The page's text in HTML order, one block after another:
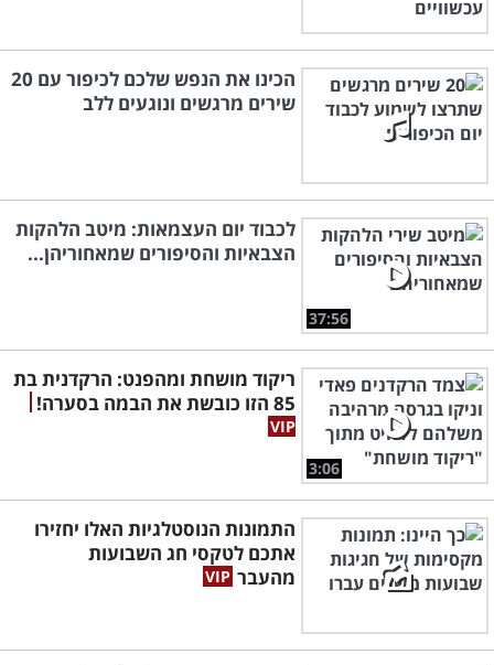
הכינו את הנפש שלכם לכיפור עם 20
שירים מרגשים ונוגעים ללב
37:56
לכבוד יום העצמאות: מיטב הלהקות
הצבאיות והסיפורים שמאחוריהן...
3:06
ריקוד מושחת ומהפנט: הרקדנית בת
85 הזו כובשת את הבמה בסערה!
התמונות הנוסטלגיות האלו יחזירו
אתכם לטקסי חג השבועות
מהעבר